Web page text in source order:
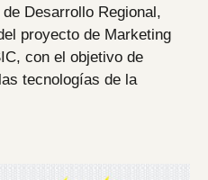
Desarrollo Regional,
proyecto de Marketing
con el objetivo de
tecnologías de la